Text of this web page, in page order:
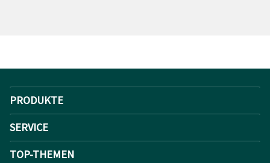
PRODUKTE
SERVICE
TOP-THEMEN